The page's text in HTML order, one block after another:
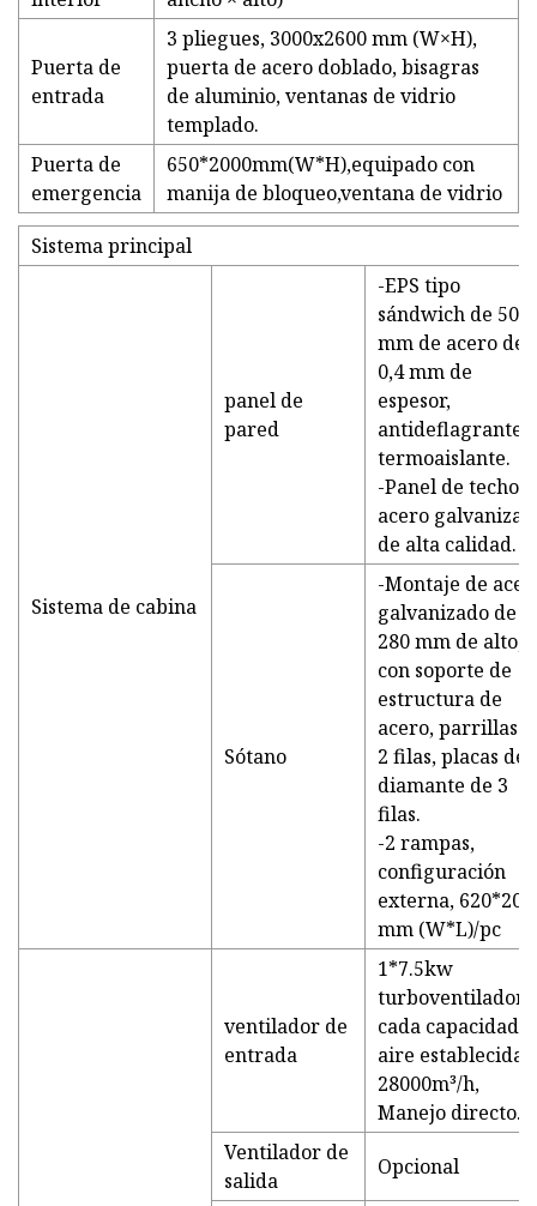
Puerta de
entrada
3 pliegues, 3000x2600 mm (W×H),
puerta de acero doblado, bisagras
de aluminio, ventanas de vidrio
templado.
Puerta de
emergencia
650*2000mm(W*H),equipado con
manija de bloqueo,ventana de vidrio
Sistema principal
Sistema de cabina
panel de
pared
-EPS tipo
sándwich de 50
mm de acero de
0,4 mm de
espesor,
antideflagrante y
termoaislante.
-Panel de techo
acero
de alta calidad.
Sótano
-Montaje de
galvanizado de
280 mm de alto,
con soporte de
estructura de
acero, parrillas
2 filas, placas de
diamante de 3
filas.
-2 rampas,
configuración
externa,
mm (W*L)/pc
ventilador de
entrada
1*7.5kw
cada capacidad
aire establecida:
28000m³/h,
Manejo directo.
Ventilador de
salida
Opcional